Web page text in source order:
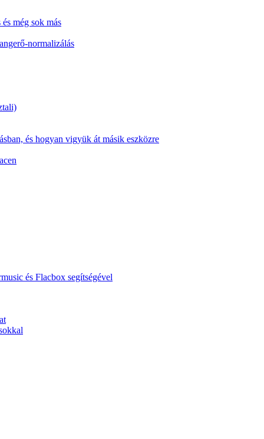
még sok más
normalizálás
és hogyan vigyük át másik eszközre
és Flacbox segítségével